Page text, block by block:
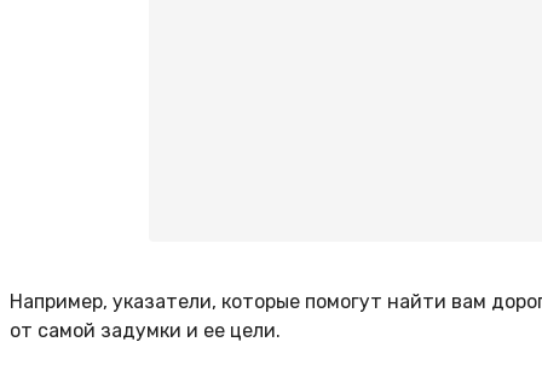
Например, указатели, которые помогут найти вам
от самой задумки и ее цели.